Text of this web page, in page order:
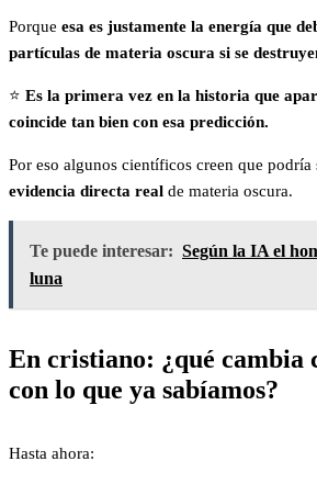
Porque esa es justamente la energía que
partículas de materia oscura si se
⭐ Es la primera vez en la historia que
coincide tan bien con esa predicción.
Por eso algunos científicos creen que podría
evidencia directa real de materia oscura.
Te puede interesar: Según la IA el
luna
En cristiano: ¿qué cambia
con lo que ya sabíamos?
Hasta ahora: